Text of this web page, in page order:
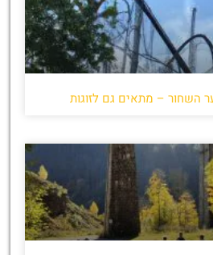
השחור – מתאים גם לזוגות